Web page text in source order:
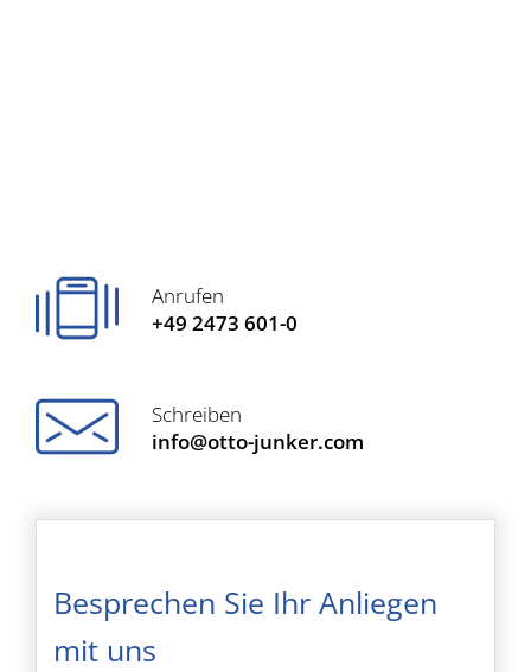
Anrufen
+49 2473 601-0
Schreiben
info@otto-junker.com
Besprechen Sie Ihr Anliegen
mit uns